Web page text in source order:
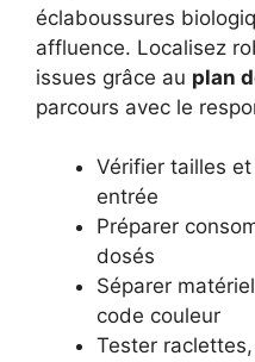
éclaboussures
affluence. Localisez
issues grâce au plan
parcours avec le
Vérifier tailles
entrée
Préparer
dosés
Séparer
code couleur
Tester